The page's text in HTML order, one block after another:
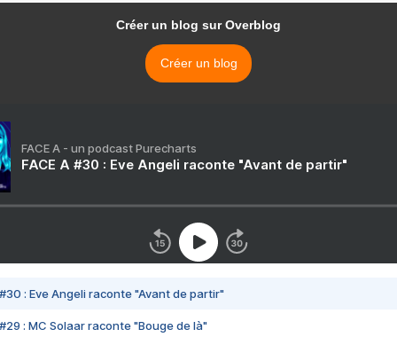
Créer un blog sur Overblog
Créer un blog
FACE A - un podcast Purecharts
FACE A #30 : Eve Angeli raconte "Avant de partir"
#30 : Eve Angeli raconte "Avant de partir"
#29 : MC Solaar raconte "Bouge de là"